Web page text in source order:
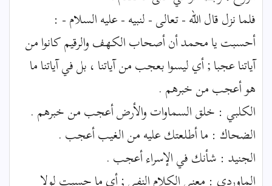
فلما نزل قال الله - تعالى - لنبيه - عليه السلام - :
أحسبت يا محمد أن أصحاب الكهف والرقيم كانوا من
آياتنا عجبا ; أي ليسوا بعجب من آياتنا ، بل في آياتنا ما
هو أعجب من خبرهم .
الكلبي : خلق السماوات والأرض أعجب من خبرهم .
الضحاك : ما أطلعتك عليه من الغيب أعجب .
الجنيد : شأنك في الإسراء أعجب .
الماوردي : معنى الكلام النفي ; أي ما حسبت لولا